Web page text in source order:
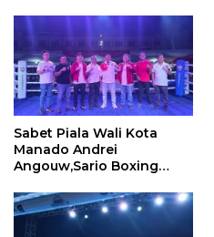
Sabet Piala Wali Kota
Manado Andrei
Angouw,Sario Boxing
Perbati 2026